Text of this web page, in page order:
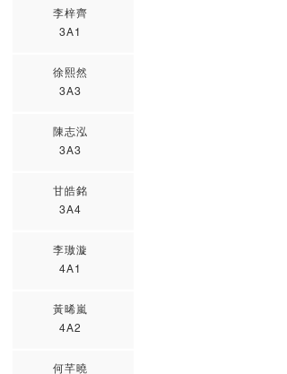
李梓齊
3A1
徐熙然
3A3
陳志泓
3A3
甘皓銘
3A4
李璈漩
4A1
黃晞嵐
4A2
何芊曉